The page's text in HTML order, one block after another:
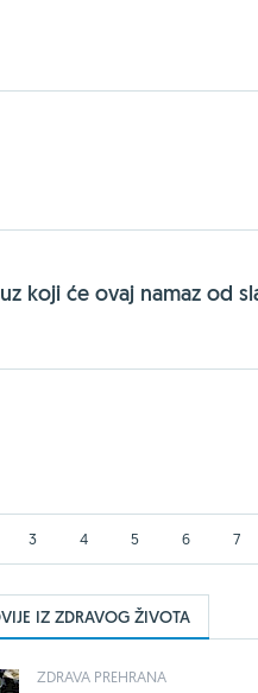
koji će ovaj namaz od
3 4 5 6 7
IZ ZDRAVOG ŽIVOTA
ZDRAVA PREHRANA